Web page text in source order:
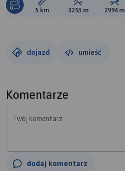
Długość trasy:
5 km Suma
3253 m 2994 m
dojazd umieść
Komentarze
Twój komentarz
dodaj komentarz